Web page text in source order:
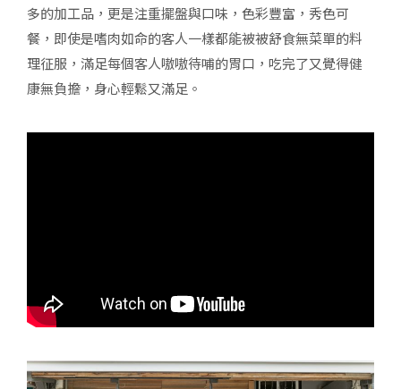
多的加工品，更是注重擺盤與口味，色彩豐富，秀色可
餐，即使是嗜肉如命的客人一樣都能被被舒食無菜單的料
理征服，滿足每個客人嗷嗷待哺的胃口，吃完了又覺得健
康無負擔，身心輕鬆又滿足。